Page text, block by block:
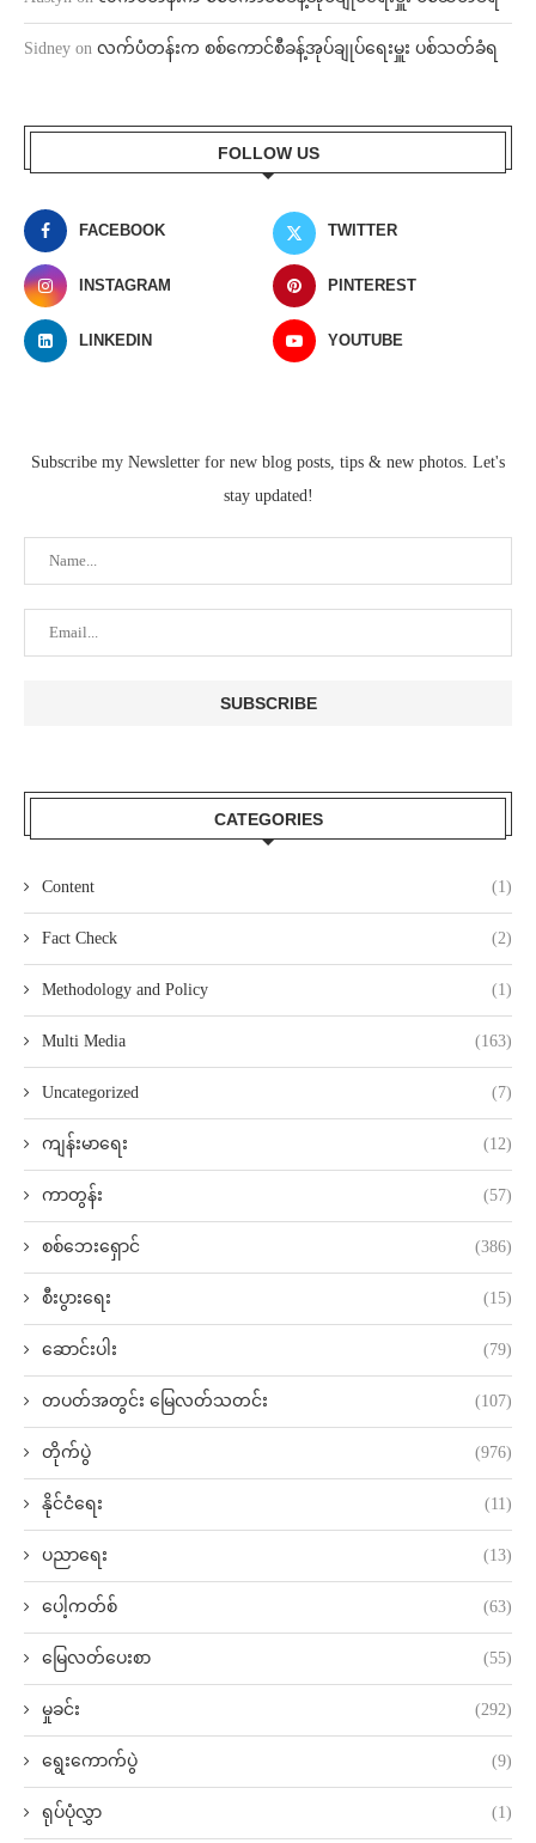
Sidney on လက်ပံတန်းက စစ်ကောင်စီခန့်အုပ်ချုပ်ရေးမှူး ပစ်သတ်ခံရ
FOLLOW US
FACEBOOK TWITTER
INSTAGRAM PINTEREST
LINKEDIN YOUTUBE
Subscribe my Newsletter for new blog posts, tips & new photos. Let's
stay updated!
CATEGORIES
Content (1)
Fact Check (2)
Methodology and Policy (1)
Multi Media (163)
Uncategorized (7)
ကျန်းမာရေး (12)
ကာတွန်း (57)
စစ်ဘေးရှောင် (386)
စီးပွားရေး (15)
ဆောင်းပါး (79)
တပတ်အတွင်း မြေလတ်သတင်း (107)
တိုက်ပွဲ (976)
နိုင်ငံရေး (11)
ပညာရေး (13)
ပေါ့ကတ်စ် (63)
မြေလတ်ပေးစာ (55)
မှုခင်း (292)
ရွေးကောက်ပွဲ (9)
ရုပ်ပုံလွှာ (1)